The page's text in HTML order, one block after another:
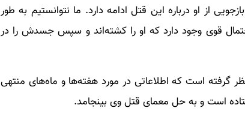
کرد‌ه‌ایم و بازجویی از او درباره این قتل ادامه دارد. ما نتوانستیم به طور
قوی وجود دارد که او را کشته‌اند و سپس جسدش را در
شاهدانی در نظر گرفته است که اطلاعاتی در مورد هفته‌ها و ماه‌های منتهی
است و به حل معمای قتل وی بینجامد.